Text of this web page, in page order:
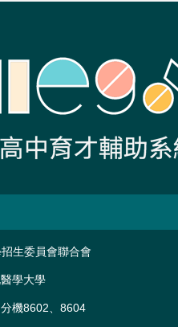
生委員會聯合會
學大學
機8602、8604